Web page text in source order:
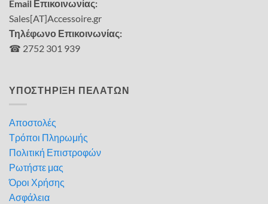
Email Επικοινωνίας:
Sales[AT]Accessoire.gr
Τηλέφωνο Επικοινωνίας:
☎ 2752 301 939
ΥΠΟΣΤΗΡΙΞΗ ΠΕΛΑΤΩΝ
Αποστολές
Τρόποι Πληρωμής
Πολιτική Επιστροφών
Ρωτήστε μας
Όροι Χρήσης
Ασφάλεια